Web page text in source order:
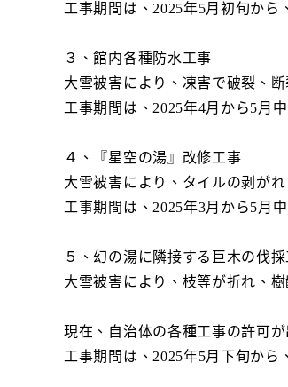
工事期間は、2025年5月初旬から
３、館内各種防水工事
大雪被害により、凍害で破裂、
工事期間は、2025年4月から5月
４、『星空の湯』改修工事
大雪被害により、タイルの剥が
工事期間は、2025年3月から5月
５、幻の湯に隣接する巨木の伐
大雪被害により、枝等が折れ、
現在、自治体の各種工事の許可
工事期間は、2025年5月下旬から